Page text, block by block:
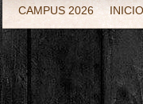
CAMPUS 2026 INICIO